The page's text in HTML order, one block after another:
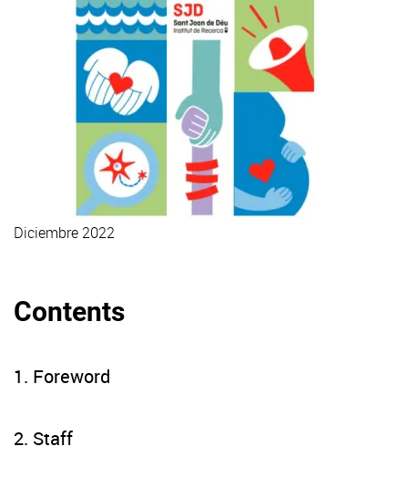
Diciembre 2022
Contents
1. Foreword
2. Staff